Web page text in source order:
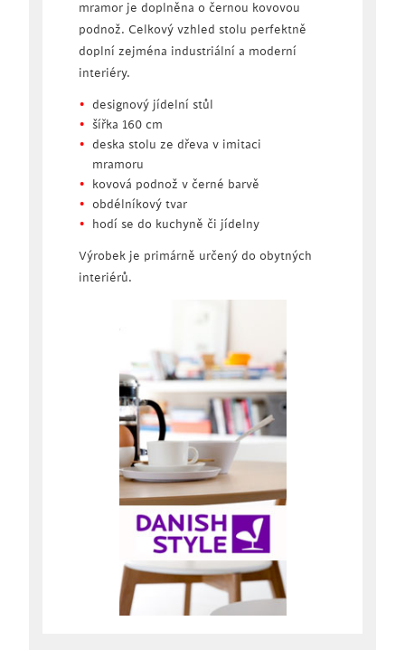
mramor je doplněna o černou kovovou
podnož. Celkový vzhled stolu perfektně
doplní zejména industriální a moderní
interiéry.
designový jídelní stůl
šířka 160 cm
deska stolu ze dřeva v imitaci
mramoru
kovová podnož v černé barvě
obdélníkový tvar
hodí se do kuchyně či jídelny
Výrobek je primárně určený do obytných
interiérů.